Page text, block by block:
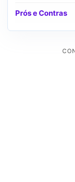
Prós e Contras